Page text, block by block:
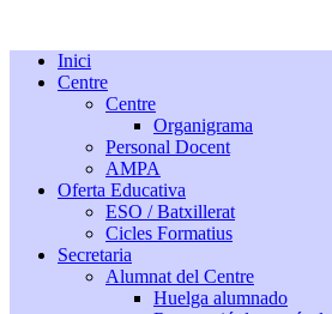
Inici
Centre
Centre
Organigrama
Personal Docent
AMPA
Oferta Educativa
ESO / Batxillerat
Cicles Formatius
Secretaria
Alumnat del Centre
Huelga alumnado